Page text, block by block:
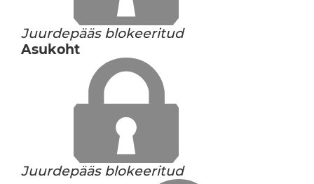
Juurdepääs blokeeritud
Asukoht
Juurdepääs blokeeritud